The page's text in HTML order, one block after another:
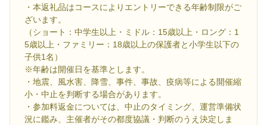
・本返礼品はコースによりエントリーできる年齢制限がご
ざいます。
（ショート：中学生以上・ミドル：15歳以上・ロング：1
5歳以上・ファミリー：18歳以上の保護者と小学生以下の
子供1名）
※年齢は開催日を基準とします。
・地震、風水害、降雪、事件、事故、疫病等による開催縮
小・中止を判断する場合があります。
・参加料返金については、中止のタイミング、運営準備状
況に鑑み、主催者がその都度協議・判断のうえ決定しま